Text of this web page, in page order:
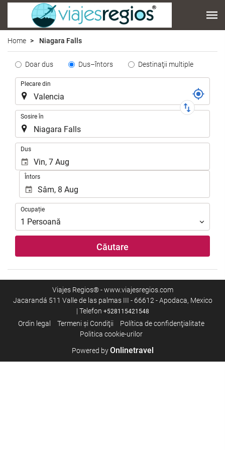
Home Niagara Falls
Tipo
Trayecto
Doar dus Dus–întors Destinaţii multiple
Traseu
Plecare din
Sosire în
Dus
Întors
Ocupație
Ocupație
1 Persoană
Căutare
Viajes Regios® - www.viajesregios.com
Jacarandá 511 Valle de las palmas III - 66612 - Apodaca, Mexico
| Telefon +528115421548
Ordin legal Termeni şi Condiţii
Política de confidenţialitate
Politica cookie-urilor
Powered byOnlinetravel